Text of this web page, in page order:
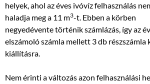
helyek, ahol az éves ivóvíz felhasználás
haladja meg a 11 m3-t. Ebben a körben
negyedévente történik számlázás, így az
elszámoló számla mellett 3 db részszámla
kiállításra.
Nem érinti a változás azon felhasználási